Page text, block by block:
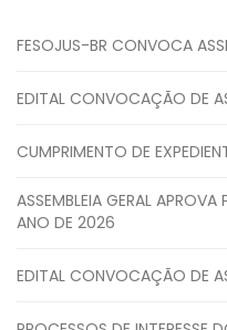
FESOJUS-BR CONVOCA
EDITAL CONVOCAÇÃO DE
CUMPRIMENTO DE
ASSEMBLEIA GERAL
ANO DE 2026
EDITAL CONVOCAÇÃO DE